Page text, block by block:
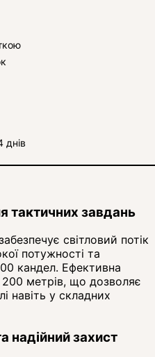
днів
тактичних завдань
світловий потік
потужності та
кандел. Ефективна
200 метрів, що дозволяє
навіть у складних
надійний захист